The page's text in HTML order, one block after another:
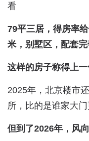
看
79平三居，得房率
米，别墅区，配套
这样的房子称得上
2025年，北京楼市
所，比的是谁家大
但到了2026年，风向